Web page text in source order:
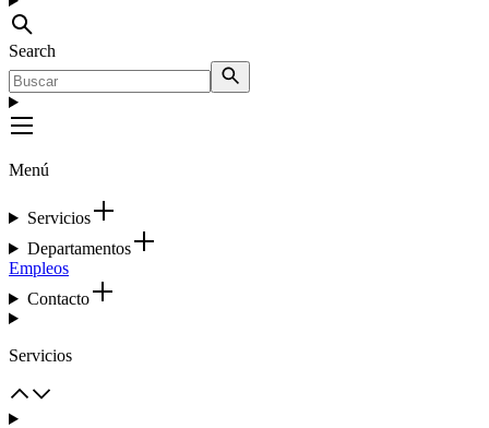
Search
Menú
Servicios
Departamentos
Empleos
Contacto
Servicios